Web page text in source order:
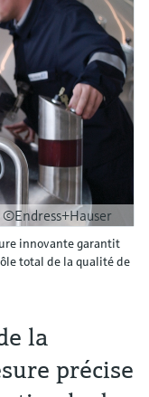
©Endress+Hauser
innovante garantit
total de la qualité de
la
précise